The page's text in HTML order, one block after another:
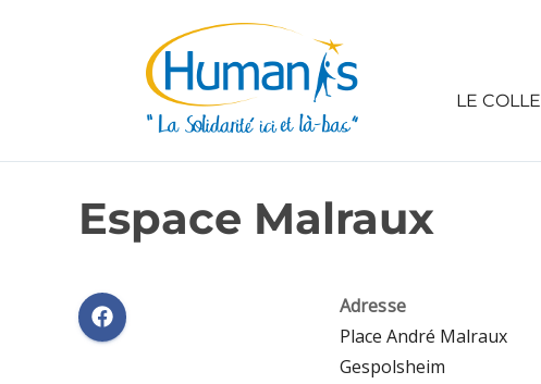
LE
Espace Malraux
Adresse
Place André Malraux
Gespolsheim